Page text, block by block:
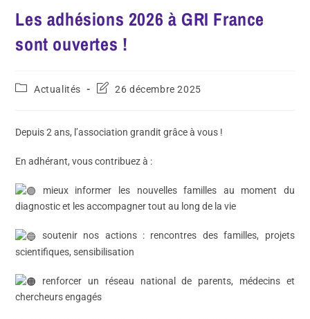
Les adhésions 2026 à GRI France
sont ouvertes !
Actualités 26 décembre 2025
Depuis 2 ans, l’association grandit grâce à vous !
En adhérant, vous contribuez à :
mieux informer les nouvelles familles au moment du
diagnostic et les accompagner tout au long de la vie
soutenir nos actions : rencontres des familles, projets
scientifiques, sensibilisation
renforcer un réseau national de parents, médecins et
chercheurs engagés